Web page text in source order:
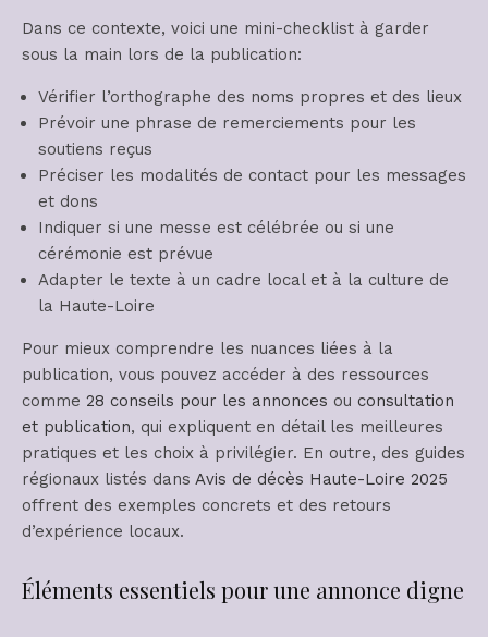
Dans ce contexte, voici une mini-checklist à garder
sous la main lors de la publication:
Vérifier l’orthographe des noms propres et des lieux
Prévoir une phrase de remerciements pour les
soutiens reçus
Préciser les modalités de contact pour les messages
et dons
Indiquer si une messe est célébrée ou si une
cérémonie est prévue
Adapter le texte à un cadre local et à la culture de
la Haute-Loire
Pour mieux comprendre les nuances liées à la
publication, vous pouvez accéder à des ressources
comme 28 conseils pour les annonces ou consultation
et publication, qui expliquent en détail les meilleures
pratiques et les choix à privilégier. En outre, des guides
régionaux listés dans Avis de décès Haute-Loire 2025
offrent des exemples concrets et des retours
d’expérience locaux.
Éléments essentiels pour une annonce digne